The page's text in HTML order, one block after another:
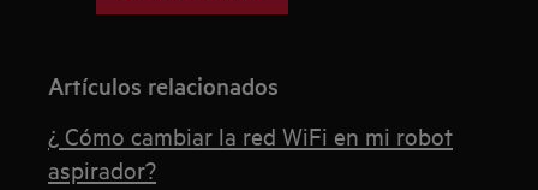
Artículos relacionados
¿ Cómo cambiar la red WiFi en mi robot
aspirador?